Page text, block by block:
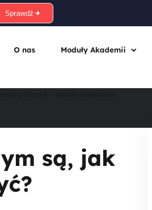
Sprawdź
O nas Moduły Akademii
są, jak
in Sign up
Sign in